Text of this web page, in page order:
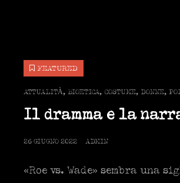
FEATURED
CAT
LINKS
ATTUALITÀ, BIOETICA, COSTUME, DONNE,
Il dramma e la
POSTED
26 GIUGNO 2022 ADMIN
«Roe vs. Wade» sembra